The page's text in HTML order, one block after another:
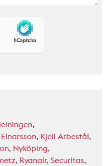
,
, Kjell Arbestål,
, Nyköping,
, Ryanair, Securitas,